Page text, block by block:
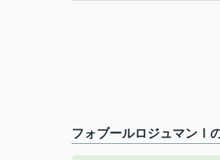
フォブールロジュマンⅠ